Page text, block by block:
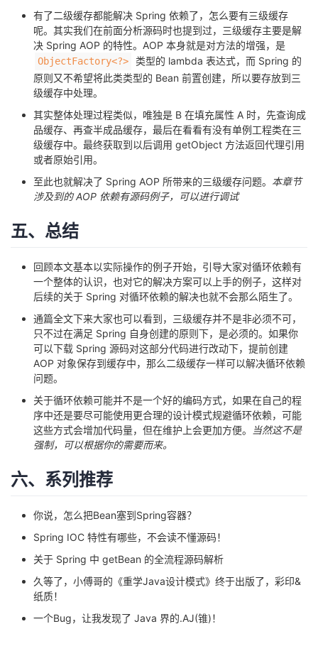
有了二级缓存都能解决 Spring 依赖了，怎么要有三级缓存
呢。其实我们在前面分析源码时也提到过，三级缓存主要是解
决 Spring AOP 的特性。AOP 本身就是对方法的增强，是
ObjectFactory<?>
类型的 lambda 表达式，而 Spring 的
原则又不希望将此类类型的 Bean 前置创建，所以要存放到三
级缓存中处理。
其实整体处理过程类似，唯独是 B 在填充属性 A 时，先查询成
品缓存、再查半成品缓存，最后在看看有没有单例工程类在三
级缓存中。最终获取到以后调用 getObject 方法返回代理引用
或者原始引用。
至此也就解决了 Spring AOP 所带来的三级缓存问题。 本章节
涉及到的 AOP 依赖有源码例子，可以进行调试
五、总结
回顾本文基本以实际操作的例子开始，引导大家对循环依赖有
一个整体的认识，也对它的解决方案可以上手的例子，这样对
后续的关于 Spring 对循环依赖的解决也就不会那么陌生了。
通篇全文下来大家也可以看到，三级缓存并不是非必须不可，
只不过在满足 Spring 自身创建的原则下，是必须的。如果你
可以下载 Spring 源码对这部分代码进行改动下，提前创建
AOP 对象保存到缓存中，那么二级缓存一样可以解决循环依赖
问题。
关于循环依赖可能并不是一个好的编码方式，如果在自己的程
序中还是要尽可能使用更合理的设计模式规避循环依赖，可能
这些方式会增加代码量，但在维护上会更加方便。
当然这不是
强制，可以根据你的需要而来。
六、系列推荐
你说，怎么把Bean塞到Spring容器？
Spring IOC 特性有哪些，不会读不懂源码！
关于 Spring 中 getBean 的全流程源码解析
久等了，小傅哥的《重学Java设计模式》终于出版了，彩印&
纸质！
一个Bug，让我发现了 Java 界的.AJ(锥)！